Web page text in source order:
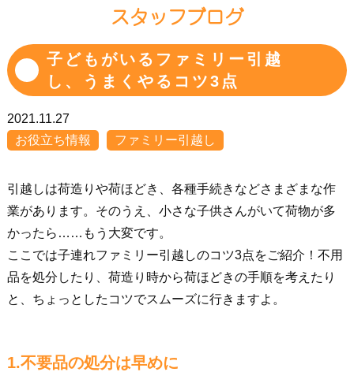
スタッフブログ
子どもがいるファミリー引越
し、うまくやるコツ3点
2021.11.27
お役立ち情報
ファミリー引越し
引越しは荷造りや荷ほどき、各種手続きなどさまざまな作
業があります。そのうえ、小さな子供さんがいて荷物が多
かったら……もう大変です。
ここでは子連れファミリー引越しのコツ3点をご紹介！不用
品を処分したり、荷造り時から荷ほどきの手順を考えたり
と、ちょっとしたコツでスムーズに行きますよ。
1.不要品の処分は早めに